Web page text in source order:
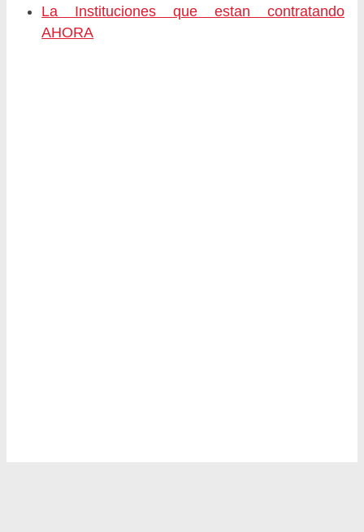
La Instituciones que estan contratando
AHORA